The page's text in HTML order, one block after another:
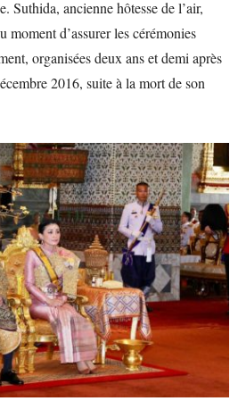
Suthida, ancienne hôtesse de l’air,
moment d’assurer les cérémonies
organisées deux ans et demi après
2016, suite à la mort de son